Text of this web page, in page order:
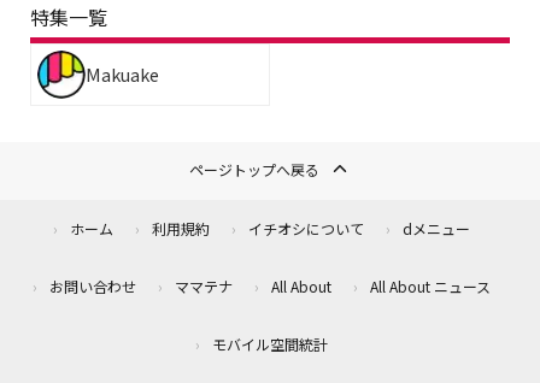
特集一覧
Makuake
ページトップへ戻る
ホーム 利用規約 イチオシについて dメニュー
お問い合わせ ママテナ All About All About ニュース
モバイル空間統計